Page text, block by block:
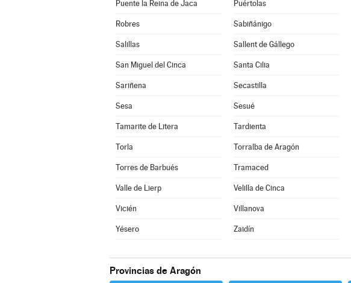
Puente la Reina de Jaca Puértolas
Robres Sabiñánigo
Salillas Sallent de Gállego
San Miguel del Cinca Santa Cilia
Sariñena Secastilla
Sesa Sesué
Tamarite de Litera Tardienta
Torla Torralba de Aragón
Torres de Barbués Tramaced
Valle de Lierp Velilla de Cinca
Vicién Villanova
Yésero Zaidín
Provincias de Aragón